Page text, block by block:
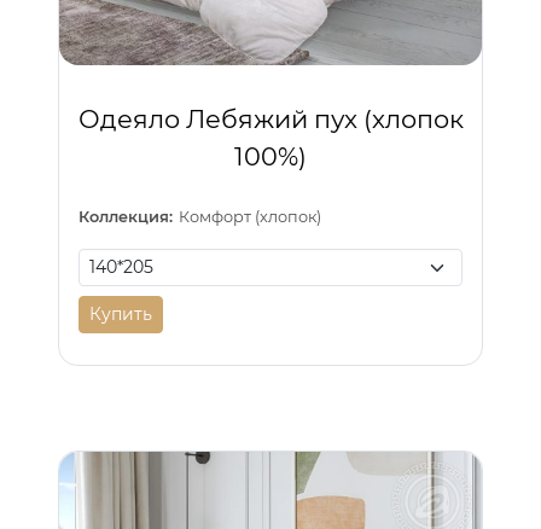
Одеяло Лебяжий пух (хлопок
100%)
Коллекция: Комфорт (хлопок)
Купить